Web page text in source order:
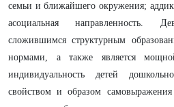
семьи и ближайшего окружения;
асоциальная направленность.
сложившимся структурным
нормами, а также является
индивидуальность детей
свойством и образом